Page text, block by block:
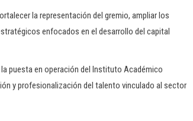
la representación del gremio, ampliar los
enfocados en el desarrollo del capital
puesta en operación del Instituto Académico
y profesionalización del talento vinculado al sector